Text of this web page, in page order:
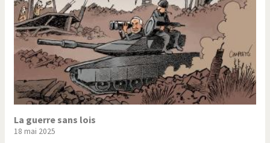
La guerre sans lois
18 mai 2025